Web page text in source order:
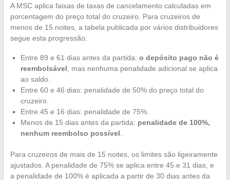
A MSC aplica faixas de taxas de cancelamento calculadas em
porcentagem do preço total do cruzeiro. Para cruzeiros de
menos de 15 noites, a tabela publicada por vários distribuidores
segue esta progressão:
Entre 89 e 61 dias antes da partida: o depósito pago não é
reembolsável , mas nenhuma penalidade adicional se aplica
ao saldo.
Entre 60 e 46 dias: penalidade de 50% do preço total do
cruzeiro.
Entre 45 e 16 dias: penalidade de 75%.
Menos de 15 dias antes da partida: penalidade de 100%,
nenhum reembolso possível
Para cruzeiros de mais de 15 noites, os limites são ligeiramente
ajustados. A penalidade de 75% se aplica entre 45 e 31 dias, e
a penalidade de 100% é aplicada a partir de 30 dias antes da